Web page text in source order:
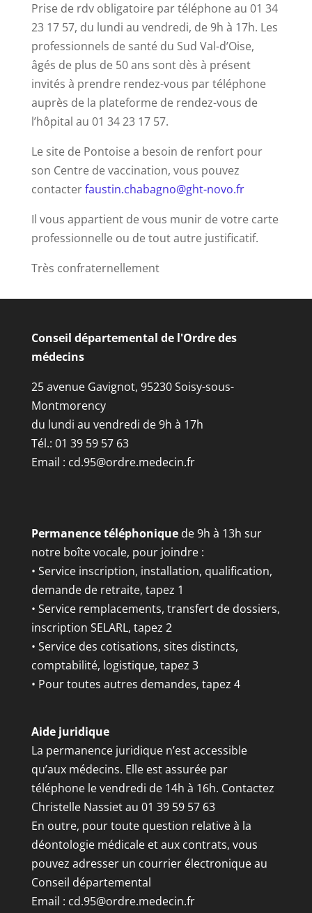
Prise de rdv obligatoire par téléphone au 01 34
23 17 57, du lundi au vendredi, de 9h à 17h. Les
professionnels de santé du Sud Val-d’Oise,
âgés de plus de 50 ans sont dès à présent
invités à prendre rendez-vous par téléphone
auprès de la plateforme de rendez-vous de
l’hôpital au 01 34 23 17 57.
Le site de Pontoise a besoin de renfort pour
son Centre de vaccination, vous pouvez
contacterfaustin.chabagno@ght-novo.fr
Il vous appartient de vous munir de votre carte
professionnelle ou de tout autre justificatif.
Très confraternellement
Conseil départemental de l'Ordre des
médecins
25 avenue Gavignot, 95230 Soisy-sous-
Montmorency
du lundi au vendredi de 9h à 17h
Tél.: 01 39 59 57 63
Email : cd.95@ordre.medecin.fr
Permanence téléphoniquede 9h à 13h sur
notre boîte vocale, pour joindre :
• Service inscription, installation, qualification,
demande de retraite, tapez 1
• Service remplacements, transfert de dossiers,
inscription SELARL, tapez 2
• Service des cotisations, sites distincts,
comptabilité, logistique, tapez 3
• Pour toutes autres demandes, tapez 4
Aide juridique
La permanence juridique n’est accessible
qu’aux médecins. Elle est assurée par
téléphone le vendredi de 14h à 16h. Contactez
Christelle Nassiet au 01 39 59 57 63
En outre, pour toute question relative à la
déontologie médicale et aux contrats, vous
pouvez adresser un courrier électronique au
Conseil départemental
Email : cd.95@ordre.medecin.fr